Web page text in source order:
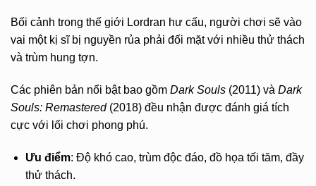
Bối cảnh trong thế giới Lordran hư cấu, người chơi sẽ vào
vai một kị sĩ bị nguyền rủa phải đối mặt với nhiều thử thách
và trùm hung tợn.
Các phiên bản nổi bật bao gồm Dark Souls (2011) và Dark
Souls: Remastered(2018) đều nhận được đánh giá tích
cực với lối chơi phong phú.
Ưu điểm: Độ khó cao, trùm độc đáo, đồ họa tối tăm, đầy
thử thách.